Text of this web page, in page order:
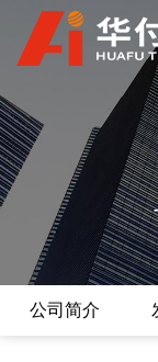
公司简介